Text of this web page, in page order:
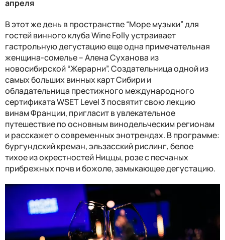
апреля
В этот же день в пространстве “Море музыки” для
гостей винного клубаWine Follyустраивает
гастрольную дегустацию еще одна примечательная
женщина-сомелье – Алена Суханова из
новосибирской “Жерарни”. Создательницаодной из
самых больших винных карт Сибири и
обладательница престижного международного
сертификата WSET Level 3 посвятит свою лекцию
винам Франции, пригласит в увлекательное
путешествие по основным винодельческим регионам
и расскажет о современных энотрендах. В программе:
бургундский креман, эльзасский рислинг, белое
тихоеиз окрестностей Ниццы, розе с песчаных
прибрежныхпочв и божоле, замыкающее дегустацию.